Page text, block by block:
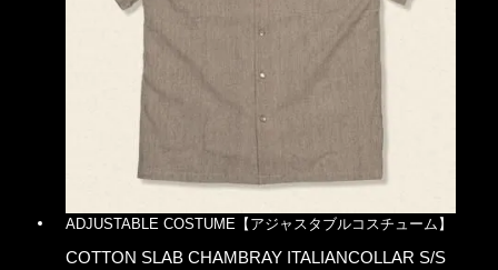
ADJUSTABLE COSTUME【アジャスタブルコスチューム】
COTTON SLAB CHAMBRAY ITALIANCOLLAR S/S